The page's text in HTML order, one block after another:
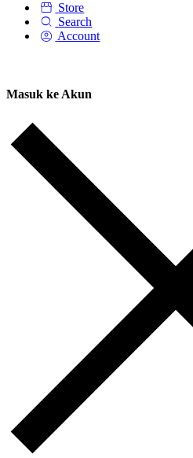
Store
Search
Account
Masuk ke Akun